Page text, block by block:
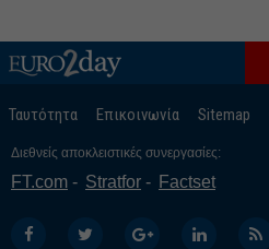
Ταυτότητα Επικοινωνία Sitemap
Διεθνείς αποκλειστικές συνεργασίες:
FT.com Stratfor Factset